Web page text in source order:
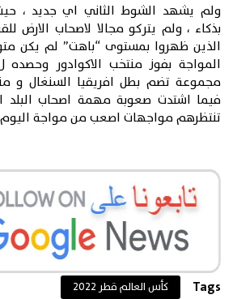
ولم يشهد الشوط الثاني اي جديد ، حيث
بذكاء ، ولم يتركو مجالا لاصحاب الارض
الذين ظهروا بمستوى “باهت” لم يكن
مجموعة تضم بطل افريقيا السنغال و
فيما اشتدت صعوبة مهمة اصحاب البلد
تنتظرهم مواجهات اصعب من مواجة
Tags كأس العالم قطر 2022